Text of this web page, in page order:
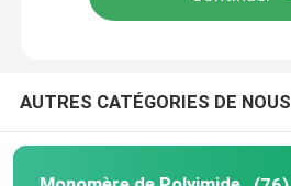
AUTRES CATÉGORIES DE NOUS